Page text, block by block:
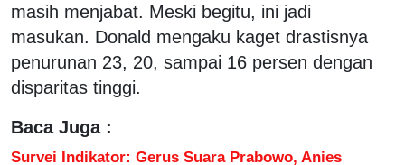
masih menjabat. Meski begitu, ini jadi
masukan. Donald mengaku kaget drastisnya
penurunan 23, 20, sampai 16 persen dengan
disparitas tinggi.
Baca Juga :
Survei Indikator: Gerus Suara Prabowo, Anies